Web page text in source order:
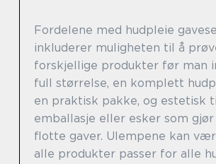
Fordelene med hudpleie
inkluderer muligheten til å
forskjellige produkter før man
full størrelse, en komplett
en praktisk pakke, og estetisk
emballasje eller esker som gjør
flotte gaver. Ulempene kan
alle produkter passer for alle